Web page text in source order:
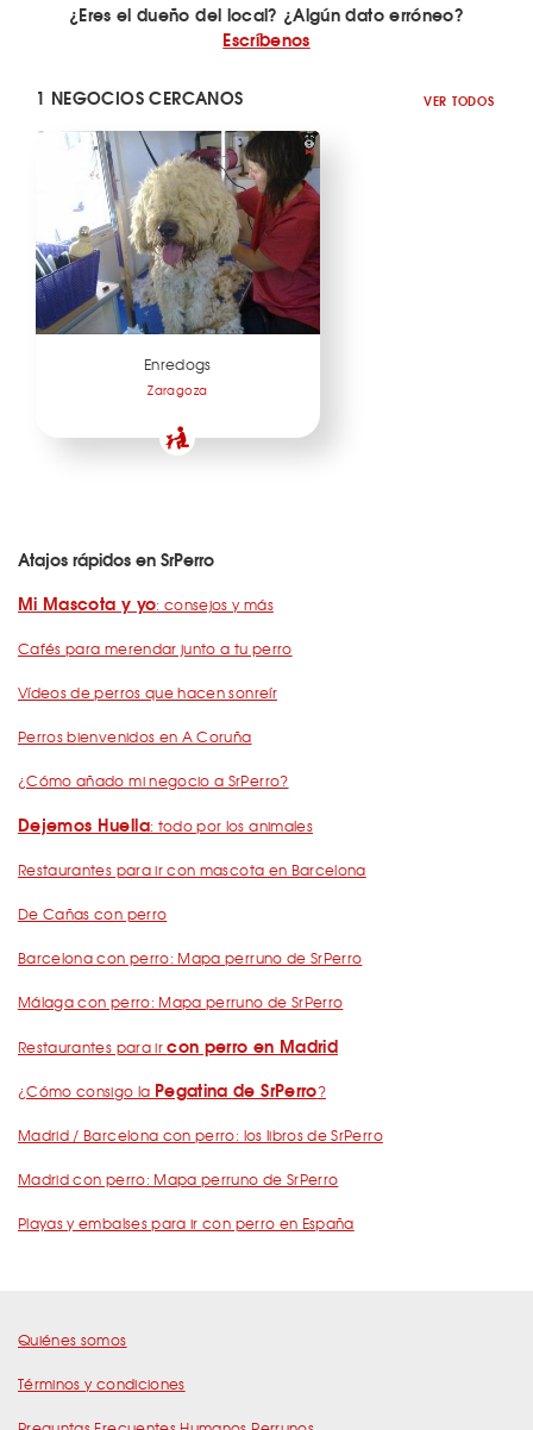
¿Eres el dueño del local? ¿Algún dato erróneo?
Escríbenos
1 NEGOCIOS CERCANOS VER TODOS
Enredogs
Zaragoza
Atajos rápidos en SrPerro
Mi Mascota y yo: consejos y más
Cafés para merendar junto a tu perro
Vídeos de perros que hacen sonreír
Perros bienvenidos en A Coruña
¿Cómo añado mi negocio a SrPerro?
Dejemos Huella: todo por los animales
Restaurantes para ir con mascota en Barcelona
De Cañas con perro
Barcelona con perro: Mapa perruno de SrPerro
Málaga con perro: Mapa perruno de SrPerro
Restaurantes para ircon perro en Madrid
¿Cómo consigo la Pegatina de SrPerro?
Madrid / Barcelona con perro: los libros de SrPerro
Madrid con perro: Mapa perruno de SrPerro
Playas y embalses para ir con perro en España
Quiénes somos
Términos y condiciones